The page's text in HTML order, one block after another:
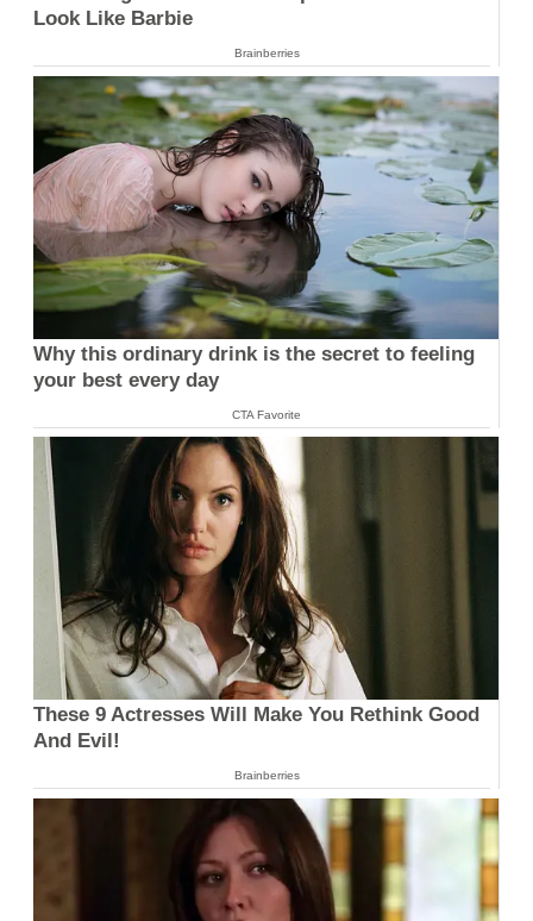
Look Like Barbie
Brainberries
Why this ordinary drink is the secret to feeling
your best every day
CTA Favorite
These 9 Actresses Will Make You Rethink Good
And Evil!
Brainberries